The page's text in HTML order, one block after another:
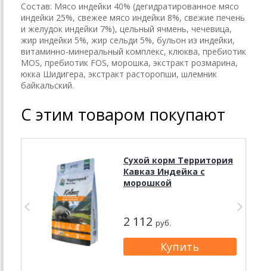
Состав: Мясо индейки 40% (дегидратированное мясо
индейки 25%, свежее мясо индейки 8%, свежие печень
и желудок индейки 7%), цельный ячмень, чечевица,
жир индейки 5%, жир сельди 5%, бульон из индейки,
витаминно-минеральный комплекс, клюква, пребиотик
MOS, пребиотик FOS, морошка, экстракт розмарина,
юкка Шидигера, экстракт расторопши, шлемник
байкальский.
С этим товаром покупают
Сухой корм Территория
Кавказ Индейка с
морошкой
2 112 руб.